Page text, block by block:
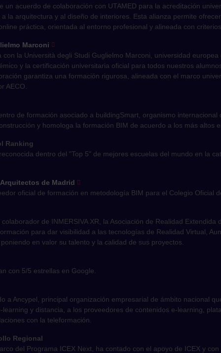
un acuerdo de colaboración con UTAMED para la acreditación
la arquitectura y al diseño de interiores. Esta alianza permite
práctica, orientada al entorno profesional y alineada con
Marconi
la Università degli Studi Guglielmo Marconi, universidad
y la certificación universitaria oficial para todos nuestros
garantiza una formación rigurosa, alineada con el marco
AECO.
de formación asociado a buildingSmart, organismo
y homologa la formación BIM de acuerdo a los más altos
Ranking
dentro del "Top 5" de mejores escuelas del mundo en la
de Madrid
oficial de formación en metodología BIM para el Colegio Oficial
de INMERSIVA XR, la Asociación de Realidad Extendida
para dar visibilidad a las tecnologías de Realidad Virtual,
en valor su talento y la calidad de sus proyectos.
con 5/5 estrellas en Google.
a Ancypel, principal organización empresarial de ámbito nacional
y distancia, a los proveedores de contenidos e-learning,
con la teleformación.
Regional
del Programa ICEX Next, ha contado con el apoyo de ICEX y